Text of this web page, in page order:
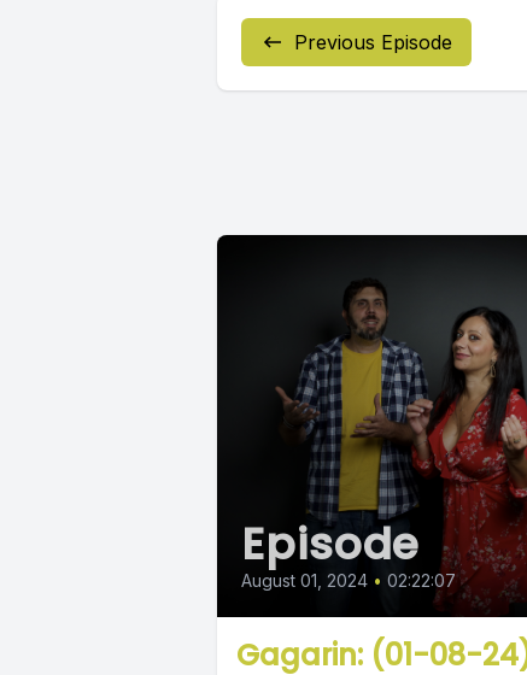
Previous Episode
Episode
August 01, 2024 • 02:22:07
Gagarin: (01-08-